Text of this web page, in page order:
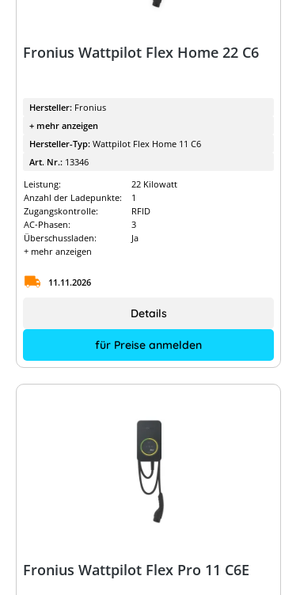
Fronius Wattpilot Flex Home 22 C6
Hersteller: Fronius
+ mehr anzeigen
Hersteller-Typ: Wattpilot Flex Home 11 C6
Art. Nr.: 13346
Leistung:
22 Kilowatt
Anzahl der Ladepunkte:
1
Zugangskontrolle:
RFID
AC-Phasen:
3
Überschussladen:
Ja
+ mehr anzeigen
11.11.2026
für Preise anmelden
Details
Fronius Wattpilot Flex Pro 11 C6E